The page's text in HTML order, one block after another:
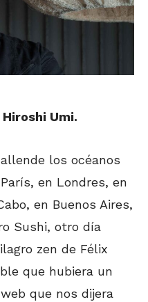
Umi.
los océanos
en Londres, en
en Buenos Aires,
Sushi, otro día
zen de Félix
que hubiera un
que nos dijera